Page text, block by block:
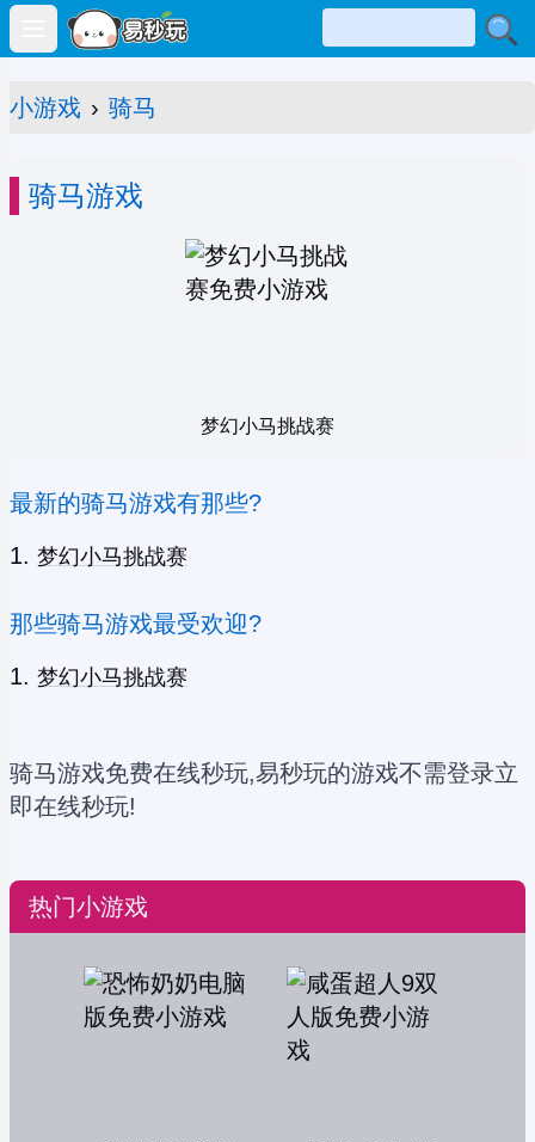
Open main menu
小游戏 › 骑马
骑马游戏
梦幻小马挑战赛
最新的骑马游戏有那些?
梦幻小马挑战赛
那些骑马游戏最受欢迎?
梦幻小马挑战赛
骑马游戏免费在线秒玩,易秒玩的游戏不需登录立
即在线秒玩!
热门小游戏